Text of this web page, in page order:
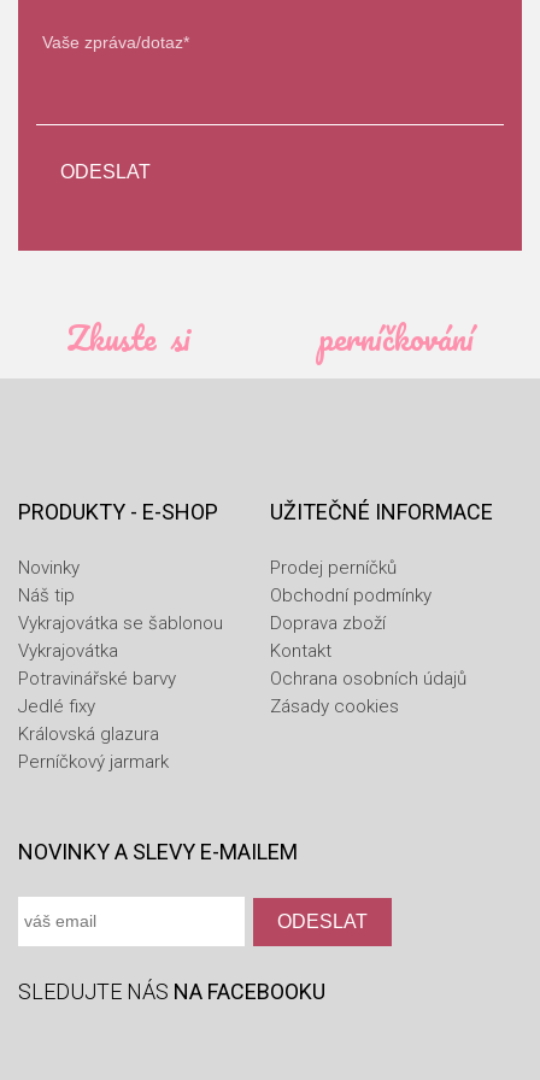
Zkuste si perníčkování
PRODUKTY - E-SHOP
Novinky
Náš tip
Vykrajovátka se šablonou
Vykrajovátka
Potravinářské barvy
Jedlé fixy
Královská glazura
Perníčkový jarmark
UŽITEČNÉ INFORMACE
Prodej perníčků
Obchodní podmínky
Doprava zboží
Kontakt
Ochrana osobních údajů
Zásady cookies
NOVINKY A SLEVY E-MAILEM
SLEDUJTE NÁS NA FACEBOOKU